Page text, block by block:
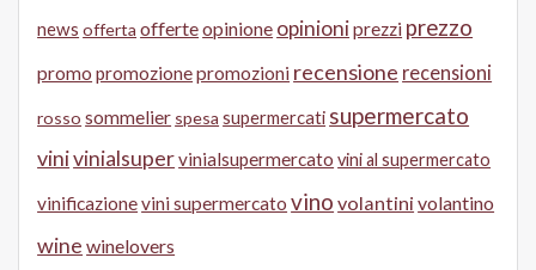
news offerta offerteopinione opinioniprezzi prezzo
promo promozionepromozioni recensione recensioni
rosso sommelier spesa supermercati supermercato
vinivinialsupervinialsupermercato vini al supermercato
vinificazionevini supermercato vino volantini volantino
wine winelovers